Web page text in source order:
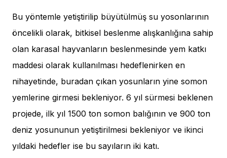
Bu yöntemle yetiştirilip büyütülmüş su yosonlarının
öncelikli olarak, bitkisel beslenme alışkanlığına sahip
olan karasal hayvanların beslenmesinde yem katkı
maddesi olarak kullanılması hedeflenirken en
nihayetinde, buradan çıkan yosunların yine somon
yemlerine girmesi bekleniyor. 6 yıl sürmesi beklenen
projede, ilk yıl 1500 ton somon balığının ve 900 ton
deniz yosununun yetiştirilmesi bekleniyor ve ikinci
yıldaki hedefler ise bu sayıların iki katı.